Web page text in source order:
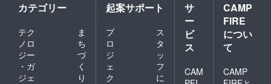
カテゴリー
テク
ノロ
ジー
・ガ
ジェ
ま
ち
づ
く
り
起案サポート
プ
ロ
ジ
ェ
ク
ス
タ
ッ
フ
に
サ
ー
ビ
ス
CAM
CAMP
FIRE
につい
て
CAMP